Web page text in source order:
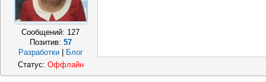
Сообщений: 127
Позитив: 57
Разработки | Блог
Статус: Оффлайн